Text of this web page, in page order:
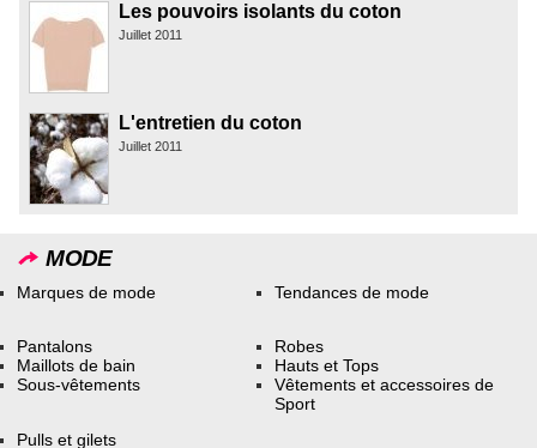
Les pouvoirs isolants du coton
Juillet 2011
L'entretien du coton
Juillet 2011
MODE
Marques de mode Tendances de mode
Pantalons
Maillots de bain
Sous-vêtements
Robes
Hauts et Tops
Vêtements et accessoires de
Sport
Pulls et gilets